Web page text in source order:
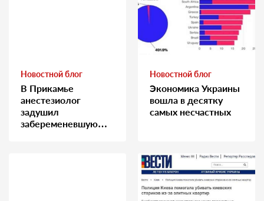
Новостной блог
В Прикамье
анестезиолог
задушил
забеременевшую
Новостной блог
Экономика Украины
вошла в десятку
самых несчастных